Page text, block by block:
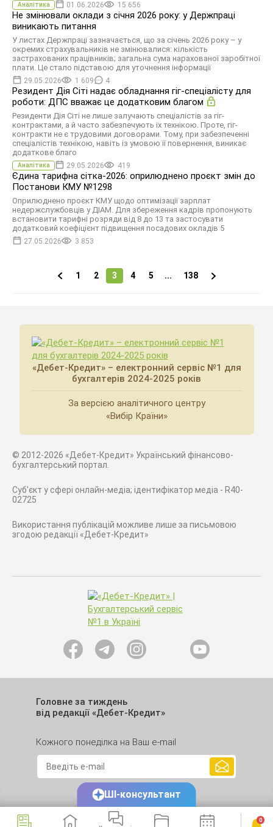
Аналітика 01.06.2026 15 656
Не змінювали оклади з січня 2026 року: у Держпраці
виникають питання
У листах Держпраці зазначається, що за січень 2026 року – у
окремих страхувальників не змінювалися: кількість
застрахованих працівників; загальна сума нарахованої заробітної
плати. Це стало підставою для уточнення інформації
29.05.2026 1 609 4
Резидент Дія Сіті надає обладнання гіг-спеціалісту для
роботи: ДПС вважає це додатковим благом
Резиденти Дія Сіті не лише залучають спеціалістів за гіг-
контрактами, а й часто забезпечують їх технікою. Проте, гіг-
контракти не є трудовими договорами. Тому, при забезпеченні
спеціалістів технікою, навіть із умовою її повернення, виникає
додаткове благо
Аналітика 29.05.2026 419
Єдина тарифна сітка-2026: оприлюднено проєкт змін до
Постанови КМУ №1298
Оприлюднено проєкт КМУ щодо оптимізації зарплат
недержслужбовців у ДІАМ. Для збереження кадрів пропонують
встановити тарифні розряди від 8 до 13 та застосувати
додатковий коефіцієнт підвищення посадових окладів 5
27.05.2026 3 853
1 2 3 4 5 ... 138
«Дебет-Кредит» – електронний сервіс №1 для
бухгалтерів 2024-2025 років
За версією аналітичного центру
«Вибір Країни»
© 2012-2026 «Дебет-Кредит» Український фінансово-
бухгалтерський портал.
Суб'єкт у сфері онлайн-медіа; ідентифікатор медіа - R40-
02725
Використання публікацій можливе лише за письмовою
згодою редакції «Дебет-Кредит»
Головне за тиждень
від редакції «Дебет-Кредит»
Кожного понеділка на Ваш e-mail
0
ШІ-консультант